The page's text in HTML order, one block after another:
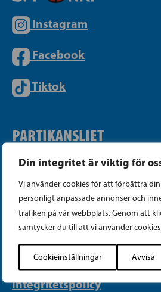
Din integritet är viktig för
Vi använder cookies för att förbättra
personligt anpassade annonser och
trafiken på vår webbplats. Genom att
samtycker du till att vi använder
Cookieinställningar Avvisa
Instagram
Facebook
Tiktok
PARTIKANSLIET
Telefon (09) 693 070
PB 430, 00101 Helsingfors
Georgsgatan 27, 00100
info@sfp.fi
Faktureringsuppgifter
Integritetspolicy